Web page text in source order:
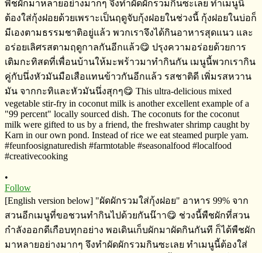
•
Follow
[English version below] "ผัดผักรวมใส่กุ้งฝอย" อาหาร​ 99% จาก
สวนอีกเมนู​ที่ขอชวนทำกินไปด้วยกันน๊าา😋 ช่วงนี้พืชผักที่สวน
กำลังออกดีเกือบทุกอย่าง​ พอเดินเก็บผักมาผัดกิน​กันที ก็ได้พืชผัก
มาหลายอย่างมากๆ​ จึงทำผัดผักรวมกินซะเลย ทำเมนูนี้ต้องใส่